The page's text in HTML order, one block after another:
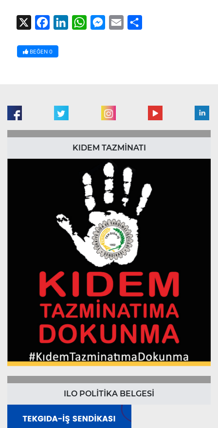
FacebookLinkedInWhatsAppMessenger
Email
BEĞEN 0
KIDEM TAZMİNATI
ILO POLİTİKA BELGESİ